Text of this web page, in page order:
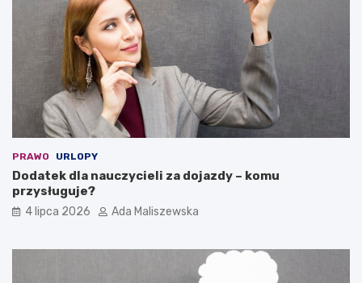
PRAWO URLOPY
Dodatek dla nauczycieli za dojazdy – komu
przysługuje?
4 lipca 2026 Ada Maliszewska